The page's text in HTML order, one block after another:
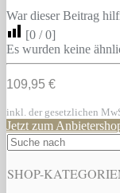
War dieser Beitrag
[0 /0]
Es wurden keine
109,95 €
inkl. der gesetzlichen
Jetzt zum
SHOP-